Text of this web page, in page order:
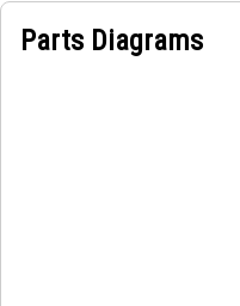
Parts Diagrams